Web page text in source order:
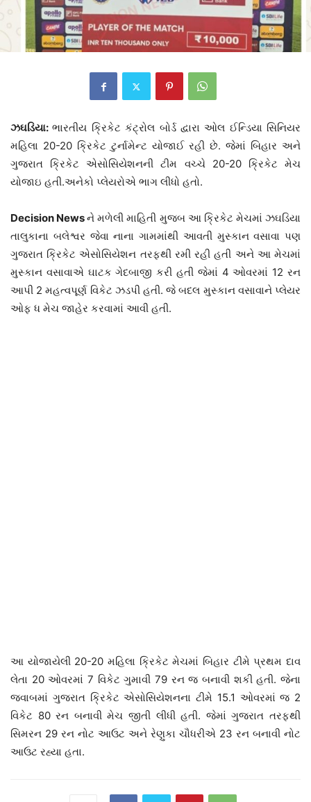
ઝઘડિયા:ભારતીય ક્રિકેટ કંટ્રોલ બોર્ડ દ્વારા ઓલ ઈન્ડિયા સિનિયર
મહિલા 20-20 ક્રિકેટ ટુર્નામેન્ટ યોજાઈ રહી છે. જેમાં બિહાર અને
ગુજરાત ક્રિકેટ એસોસિયેશનની ટીમ વચ્ચે 20-20 ક્રિકેટ મેચ
યોજાઇ હતી.અનેકો પ્લેયરોએ ભાગ લીધો હતો.
Decision Newsને મળેલી માહિતી મુજબ આ ક્રિકેટ મેચમાં ઝઘડિયા
તાલુકાના બલેશ્વર જેવા નાના ગામમાંથી આવતી મુસ્કાન વસાવા પણ
ગુજરાત ક્રિકેટ એસોસિયેશન તરફથી રમી રહી હતી અને આ મેચમાં
મુસ્કાન વસાવાએ ઘાટક ગેદબાજી કરી હતી જેમાં 4 ઓવરમાં 12 રન
આપી 2 મહત્વપૂર્ણ વિકેટ ઝડપી હતી. જે બદલ મુસ્કાન વસાવાને પ્લેયર
ઓફ ધ મેચ જાહેર કરવામાં આવી હતી.
આ યોજાયેલી 20-20 મહિલા ક્રિકેટ મેચમાં બિહાર ટીમે પ્રથમ દાવ
લેતા 20 ઓવરમાં 7 વિકેટ ગુમાવી 79 રન જ બનાવી શકી હતી. જેના
જવાબમાં ગુજરાત ક્રિકેટ એસોસિયેશનના ટીમે 15.1 ઓવરમાં જ 2
વિકેટ 80 રન બનાવી મેચ જીતી લીધી હતી. જેમાં ગુજરાત તરફથી
સિમરન 29 રન નોટ આઉટ અને રેણુકા ચૌધરીએ 23 રન બનાવી નોટ
આઉટ રહ્યા હતા.